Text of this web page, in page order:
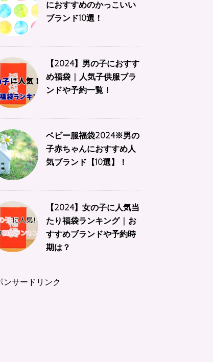
におすすめのかっこいい
ブランド10選！
【2024】男の子におすす
め福袋 | 人気子供服ブラ
ンドや予約一覧！
ベビー服福袋2024※男の
子赤ちゃんにおすすめ人
気ブランド【10選】！
【2024】女の子に人気当
たり福袋ランキング | お
すすめブランドや予約時
期は？
ンサードリンク